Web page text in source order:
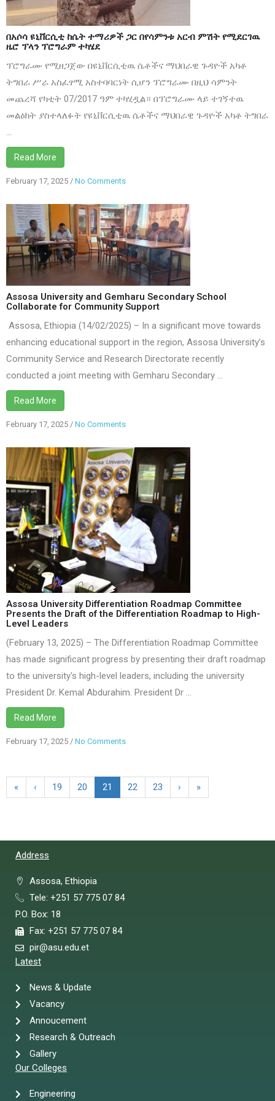
በአሶሳ ዩኒቨርሲቲ ከሴት ተማሪዎች ጋር በየሳምንቱ አርብ ምሽት የሚደርገዉ
ዜሮ ፕላን ፕሮግራም ተካሄደ
ፕሮግራሙ የሚዘጋጀው በዩኒቨርሲቲዉ ሴቶችና ማህበራዊ ጉዳዮች አካቶ
ትግበራ ሥራ አስፈፃሚ አስተባባርነት ሲሆን ፕሮግራሙ በዚህ ሳምንት
መጨረሻ የካቲት 07/2017 ዓም ተካሂዷል። በፕሮግራሙ ላይ ተገኝተዉ
መልዕክት ያስተላለፉት የዩኒቨርሲቲዉ ሴቶችና ማህበራዊ ጉዳዮች አካቶ ትግበራ
...
Read More
February 17, 2025 / No Comments
ምሽት
የሚደርገዉ
ዜሮ
ፕሮግራም
ተካሄደ
Assosa University and Gemharu Secondary School
Collaborate for Community Support
Assosa, Ethiopia (14/02/2025) – In a significant move towards
enhancing educational support in the region, Assosa University’s
Community Service and Research Directorate recently
conducted a joint meeting with Gemharu Secondary ...
Read More
February 17, 2025 / No Comments
on
Assosa
University
and
Gemharu
Secondary
School
Collaborate
for
Community
Support
Assosa University Differentiation Roadmap Committee
Presents the Draft of the Differentiation Roadmap to High-
Level Leaders
(February 13, 2025) – The Differentiation Roadmap Committee
has made significant progress by presenting their draft roadmap
to the university's high-level leaders, including the university
President Dr. Kemal Abdurahim. President Dr ...
Read More
February 17, 2025 / No Comments
on
Assosa
University
Differentiation
Roadmap
Committee
Presents
the
Draft
of
the
Differentiation
to
High-
Level
Leaders
« ‹ 19 20 21 22 23 › »
Address
Assosa, Ethiopia
Tele: +251 57 775 07 84
P.O. Box: 18
Fax: +251 57 775 07 84
pir@asu.edu.et
Latest
News & Update
Vacancy
Annoucement
Research & Outreach
Gallery
Our Colleges
Engineering